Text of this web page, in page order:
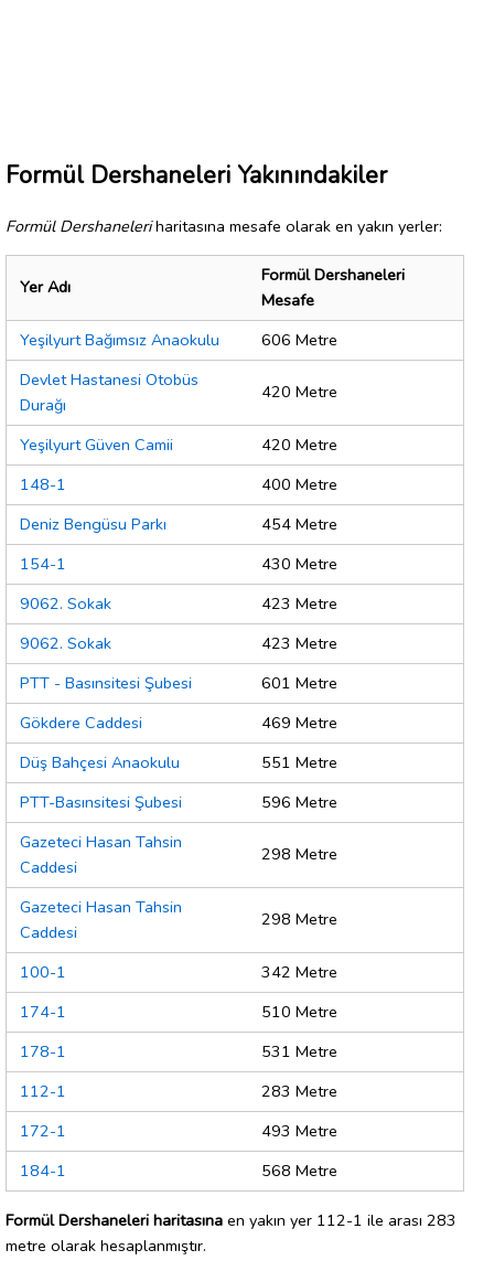
Formül Dershaneleri Yakınındakiler
Formül Dershaneleriharitasına mesafe olarak en yakın yerler:
Yer Adı
Formül Dershaneleri
Mesafe
Yeşilyurt Bağımsız Anaokulu
606 Metre
Devlet Hastanesi Otobüs
Durağı
420 Metre
Yeşilyurt Güven Camii
420 Metre
148-1
400 Metre
Deniz Bengüsu Parkı
454 Metre
154-1
430 Metre
9062. Sokak
423 Metre
9062. Sokak
423 Metre
PTT - Basınsitesi Şubesi
601 Metre
Gökdere Caddesi
469 Metre
Düş Bahçesi Anaokulu
551 Metre
PTT-Basınsitesi Şubesi
596 Metre
Gazeteci Hasan Tahsin
Caddesi
298 Metre
Gazeteci Hasan Tahsin
Caddesi
298 Metre
100-1
342 Metre
174-1
510 Metre
178-1
531 Metre
112-1
283 Metre
172-1
493 Metre
184-1
568 Metre
Formül Dershaneleri haritasına en yakın yer 112-1 ile arası 283
metre olarak hesaplanmıştır.